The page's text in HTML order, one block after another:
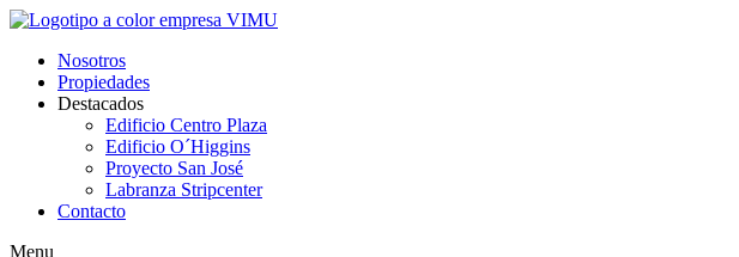
Ir
contenidoNosotros
Propiedades
Destacados
Edificio Centro Plaza
Edificio O´Higgins
Proyecto San José
Labranza Stripcenter
Contacto
Menu